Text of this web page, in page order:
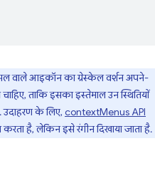
वाले आइकॉन का ग्रेस्केल वर्शन अपने-
ताकि इसका इस्तेमाल उन स्थितियों
उदाहरण के लिए, contextMenus API
है, लेकिन इसे रंगीन दिखाया जाता है.